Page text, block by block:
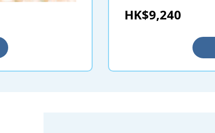
HK$9,240